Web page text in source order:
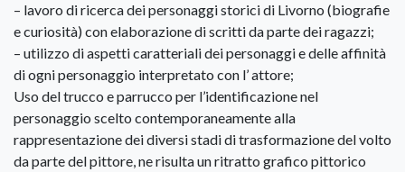
– lavoro di ricerca dei personaggi storici di Livorno (biografie
e curiosità) con elaborazione di scritti da parte dei ragazzi;
– utilizzo di aspetti caratteriali dei personaggi e delle affinità
di ogni personaggio interpretato con l’ attore;
Uso del trucco e parrucco per l’identificazione nel
personaggio scelto contemporaneamente alla
rappresentazione dei diversi stadi di trasformazione del volto
da parte del pittore, ne risulta un ritratto grafico pittorico